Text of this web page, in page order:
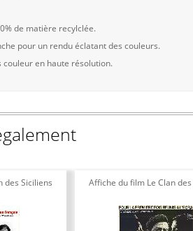
de matière recylclée.
pour un rendu éclatant des couleurs.
couleur en haute résolution.
des Siciliens Affiche du film Le Clan